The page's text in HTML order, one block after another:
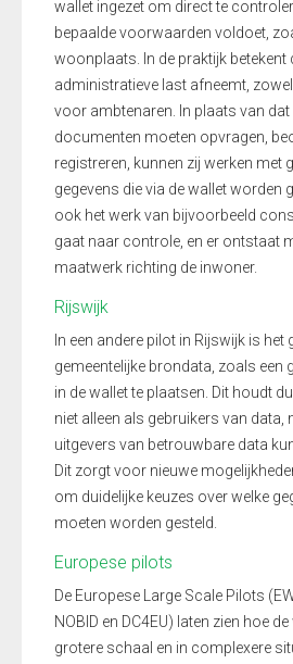
wallet ingezet om direct te
bepaalde voorwaarden voldoet,
woonplaats. In de praktijk betekent
administratieve last afneemt,
voor ambtenaren. In plaats van
documenten moeten opvragen,
registreren, kunnen zij werken met
gegevens die via de wallet worden
ook het werk van bijvoorbeeld
gaat naar controle, en er ontstaat
maatwerk richting de inwoner.
Rijswijk
In een andere pilot in Rijswijk is het
gemeentelijke brondata, zoals een
in de wallet te plaatsen. Dit houdt
niet alleen als gebruikers van data,
uitgevers van betrouwbare data
Dit zorgt voor nieuwe
om duidelijke keuzes over welke
moeten worden gesteld.
Europese pilots
De Europese Large Scale Pilots
NOBID en DC4EU) laten zien hoe
grotere schaal en in complexere